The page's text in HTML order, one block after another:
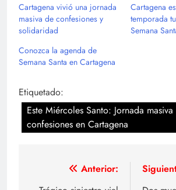
Cartagena vivió una jornada
masiva de confesiones y
solidaridad
Cartagena
temporada
Semana
Conozca la agenda de
Semana Santa en Cartagena
Etiquetado:
Este Miércoles Santo: Jornada
confesiones en Cartagena
Navegación
Anterior: